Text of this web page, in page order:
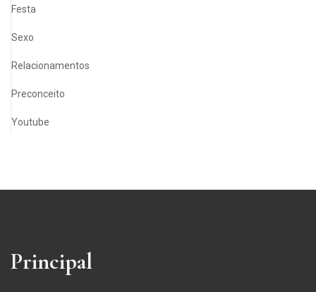
Festa
Sexo
Relacionamentos
Preconceito
Youtube
Principal